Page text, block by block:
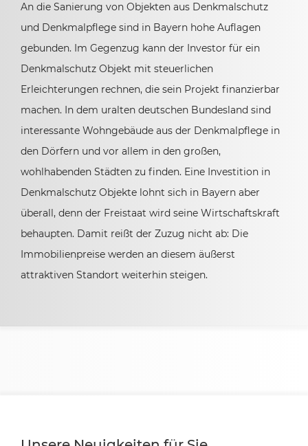
An die Sanierung von Objekten aus Denkmalschutz
und Denkmalpflege sind in Bayern hohe Auflagen
gebunden. Im Gegenzug kann der Investor für ein
Denkmalschutz Objekt mit steuerlichen
Erleichterungen rechnen, die sein Projekt finanzierbar
machen. In dem uralten deutschen Bundesland sind
interessante Wohngebäude aus der Denkmalpflege in
den Dörfern und vor allem in den großen,
wohlhabenden Städten zu finden. Eine Investition in
Denkmalschutz Objekte lohnt sich in Bayern aber
überall, denn der Freistaat wird seine Wirtschaftskraft
behaupten. Damit reißt der Zuzug nicht ab: Die
Immobilienpreise werden an diesem äußerst
attraktiven Standort weiterhin steigen.